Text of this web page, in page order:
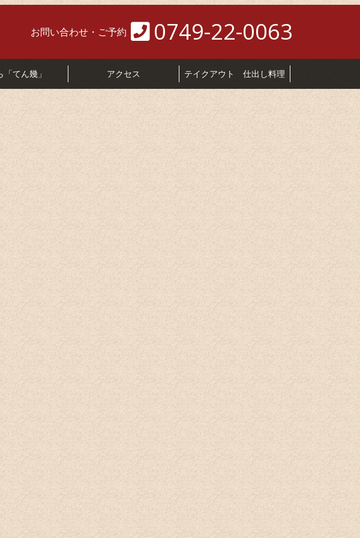
彦根で個室会席 御料理 伊勢幾
お問い合わせ・ご予約 0749-22-0063
「てん幾」 アクセス テイクアウト 仕出し料理